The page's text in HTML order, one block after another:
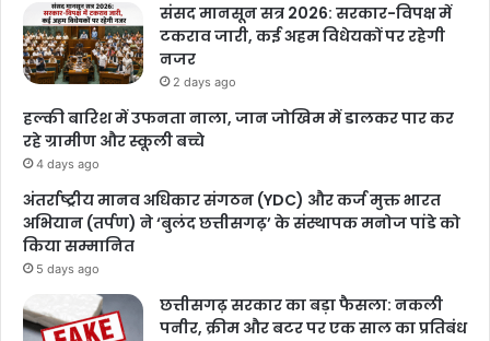
संसद मानसून सत्र 2026: सरकार-विपक्ष में
टकराव जारी, कई अहम विधेयकों पर रहेगी
नजर
2 days ago
हल्की बारिश में उफनता नाला, जान जोखिम में डालकर पार कर
रहे ग्रामीण और स्कूली बच्चे
4 days ago
अंतर्राष्ट्रीय मानव अधिकार संगठन (YDC) और कर्ज मुक्त भारत
अभियान (तर्पण) ने ‘बुलंद छत्तीसगढ़’ के संस्थापक मनोज पांडे को
किया सम्मानित
5 days ago
छत्तीसगढ़ सरकार का बड़ा फैसला: नकली
पनीर, क्रीम और बटर पर एक साल का प्रतिबंध